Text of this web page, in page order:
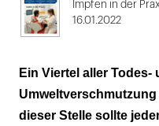
2
Impfen in der
16.01.2022
Ein Viertel aller
dieser Stelle sollte